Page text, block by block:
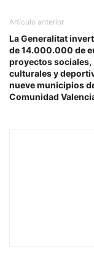
Artículo anterior
La Generalitat
de 14.000.000 de
proyectos sociales,
culturales y
nueve municipios
Comunidad